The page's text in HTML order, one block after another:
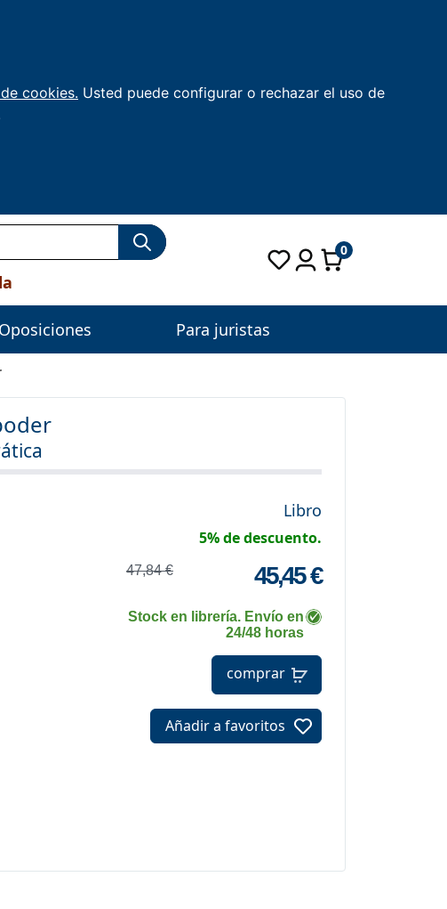
cookies. Usted puede configurar o rechazar el uso de
0
Oposiciones Para juristas
Libro
5% de descuento.
47,84 € 45,45 €
Stock en librería. Envío en
24/48 horas
comprar
Añadir a favoritos